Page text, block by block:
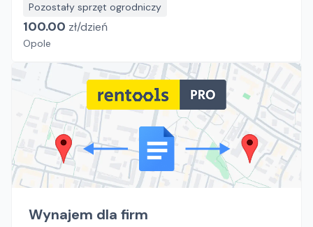
Pozostały sprzęt ogrodniczy
100.00 zł/dzień
Opole
Wynajem dla firm